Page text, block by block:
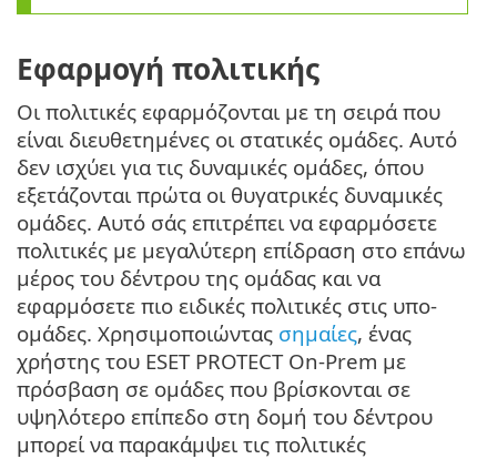
Εφαρμογή πολιτικής
Οι πολιτικές εφαρμόζονται με τη σειρά που
είναι διευθετημένες οι στατικές ομάδες. Αυτό
δεν ισχύει για τις δυναμικές ομάδες, όπου
εξετάζονται πρώτα οι θυγατρικές δυναμικές
ομάδες. Αυτό σάς επιτρέπει να εφαρμόσετε
πολιτικές με μεγαλύτερη επίδραση στο επάνω
μέρος του δέντρου της ομάδας και να
εφαρμόσετε πιο ειδικές πολιτικές στις υπο-
ομάδες. Χρησιμοποιώντας σημαίες, ένας
χρήστης του ESET PROTECT On-Prem με
πρόσβαση σε ομάδες που βρίσκονται σε
υψηλότερο επίπεδο στη δομή του δέντρου
μπορεί να παρακάμψει τις πολιτικές